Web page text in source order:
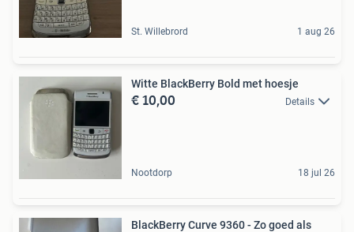
St. Willebrord 1 aug 26
Witte BlackBerry Bold met hoesje
€ 10,00 Details
Nootdorp 18 jul 26
BlackBerry Curve 9360 - Zo goed als